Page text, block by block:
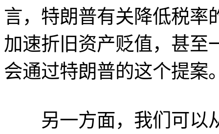
言，特朗普有关降低税率
加速折旧资产贬值，甚至
会通过特朗普的这个提案
另一方面，我们可以